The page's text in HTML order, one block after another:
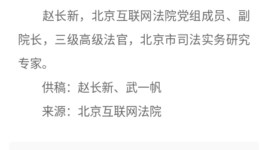
赵长新，北京互联网法院党组成员、副
院长，三级高级法官，北京市司法实务研究
专家。
供稿：赵长新、武一帆
来源：北京互联网法院